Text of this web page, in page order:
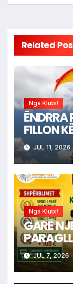
Related
Nga Klubi!
ËNDRRA PËR TË FLUTURUAR
JUL 11, 2026
Nga Klubi!
GARË
JUL 7, 2026